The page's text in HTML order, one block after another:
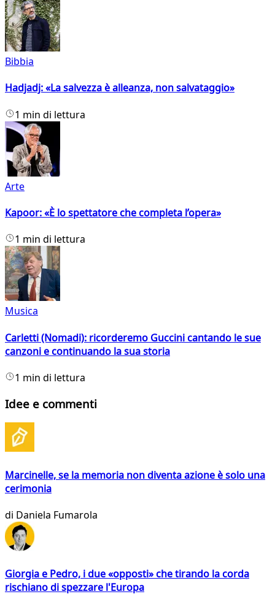
Bibbia
Hadjadj: «La salvezza è alleanza, non salvataggio»
1 min di lettura
Arte
Kapoor: «È lo spettatore che completa l’opera»
1 min di lettura
Musica
Carletti (Nomadi): ricorderemo Guccini cantando le sue
canzoni e continuando la sua storia
1 min di lettura
Idee e commenti
Marcinelle, se la memoria non diventa azione è solo una
cerimonia
di Daniela Fumarola
Giorgia e Pedro, i due «opposti» che tirando la corda
rischiano di spezzare l'Europa